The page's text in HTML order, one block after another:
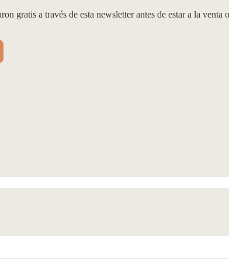
gratis a través de esta newsletter antes de estar a la venta